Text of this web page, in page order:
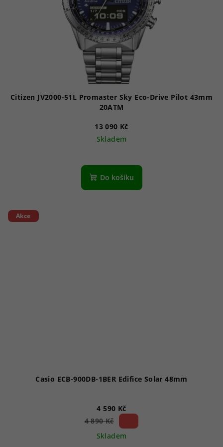
Citizen JV2000-51L Promaster Sky Eco-Drive Pilot 43mm
20ATM
13 090 Kč
Skladem
Do košíku
Akce
Casio ECB-900DB-1BER Edifice Solar 48mm
4 590 Kč
4 890 Kč
Skladem